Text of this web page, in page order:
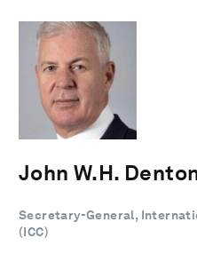
John W.H.
Secretary-General,
(ICC)